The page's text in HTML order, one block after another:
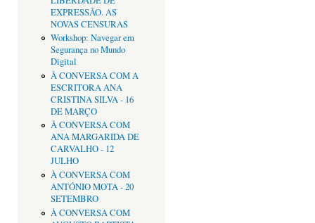
EXPRESSÃO. AS
NOVAS CENSURAS
Workshop: Navegar em
Segurança no Mundo
Digital
À CONVERSA COM A
ESCRITORA ANA
CRISTINA SILVA - 16
DE MARÇO
À CONVERSA COM
ANA MARGARIDA DE
CARVALHO - 12
JULHO
À CONVERSA COM
ANTÓNIO MOTA - 20
SETEMBRO
À CONVERSA COM